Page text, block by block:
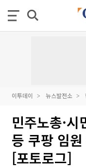
이투데이 뉴스발전소
민주노총·시
등 쿠팡 임
[포토로그]